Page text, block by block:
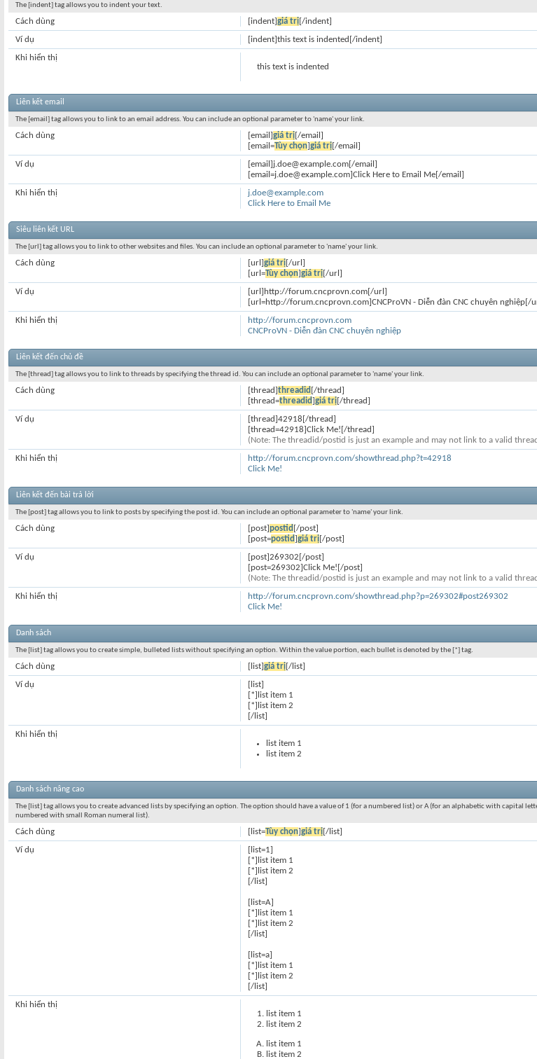
The [indent] tag allows you to indent your text.
[indent]giá trị[/indent]
Cách dùng
[indent]this text is indented[/indent]
Ví dụ
this text is indented
Khi hiển thị
Liên kết email
The [email] tag allows you to link to an email address. You can include an optional parameter to 'name' your link.
[email]giá trị[/email]
[email=Tùy chọn]giá trị[/email]
Cách dùng
[email]j.doe@example.com[/email]
[email=j.doe@example.com]Click Here to Email Me[/email]
Ví dụ
j.doe@example.com
Click Here to Email Me
Khi hiển thị
Siêu liên kết URL
The [url] tag allows you to link to other websites and files. You can include an optional parameter to 'name' your link.
[url]giá trị[/url]
[url=Tùy chọn]giá trị[/url]
Cách dùng
[url]http://forum.cncprovn.com[/url]
[url=http://forum.cncprovn.com]CNCProVN - Diễn đàn CNC chuyên nghiệp[/
Ví dụ
http://forum.cncprovn.com
CNCProVN - Diễn đàn CNC chuyên nghiệp
Khi hiển thị
Liên kết đến chủ đề
The [thread] tag allows you to link to threads by specifying the thread id. You can include an optional parameter to 'name' your link.
[thread]threadid [/thread]
[thread=threadid]giá trị[/thread]
Cách dùng
[thread]42918[/thread]
[thread=42918]Click Me![/thread]
(Note: The threadid/postid is just an example and may not link to a valid
Ví dụ
http://forum.cncprovn.com/showthread.php?t=42918
Click Me!
Khi hiển thị
Liên kết đến bài trả lời
The [post] tag allows you to link to posts by specifying the post id. You can include an optional parameter to 'name' your link.
[post]postid [/post]
[post=postid]giá trị[/post]
Cách dùng
[post]269302[/post]
[post=269302]Click Me![/post]
(Note: The threadid/postid is just an example and may not link to a valid
Ví dụ
http://forum.cncprovn.com/showthread.php?p=269302#post269302
Click Me!
Khi hiển thị
Danh sách
The [list] tag allows you to create simple, bulleted lists without specifying an option. Within the value portion, each bullet is denoted by the [*] tag.
[list]giá trị[/list]
Cách dùng
[list]
[*]list item 1
[*]list item 2
[/list]
Ví dụ
list item 1
list item 2
Khi hiển thị
Danh sách nâng cao
The [list] tag allows you to create advanced lists by specifying an option. The option should have a value of 1 (for a numbered list) or A (for an alphabetic with capital
numbered with small Roman numeral list).
[list=Tùy chọn]giá trị[/list]
Cách dùng
[list=1]
[*]list item 1
[*]list item 2
[/list]
[list=A]
[*]list item 1
[*]list item 2
[/list]
[list=a]
[*]list item 1
[*]list item 2
[/list]
Ví dụ
list item 1
list item 2
list item 1
list item 2
Khi hiển thị